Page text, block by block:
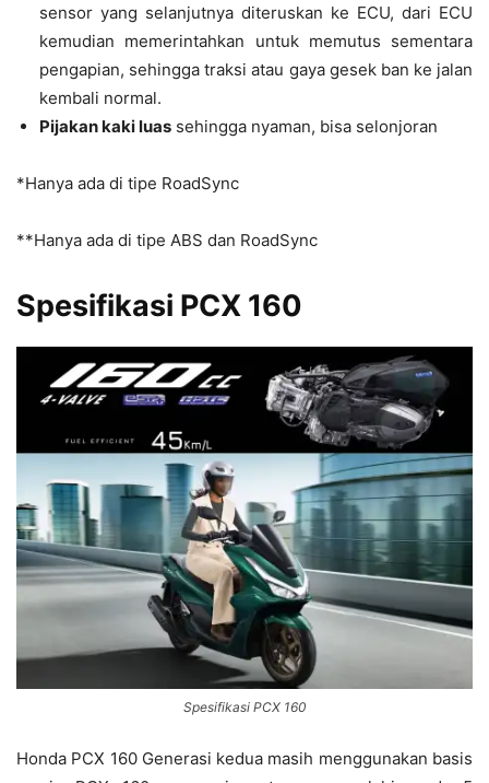
sensor yang selanjutnya diteruskan ke ECU, dari ECU
kemudian memerintahkan untuk memutus sementara
pengapian, sehingga traksi atau gaya gesek ban ke jalan
kembali normal.
Pijakan kaki luas sehingga nyaman, bisa selonjoran
*Hanya ada di tipe RoadSync
**Hanya ada di tipe ABS dan RoadSync
Spesifikasi PCX 160
Spesifikasi PCX 160
Honda PCX 160 Generasi kedua masih menggunakan basis